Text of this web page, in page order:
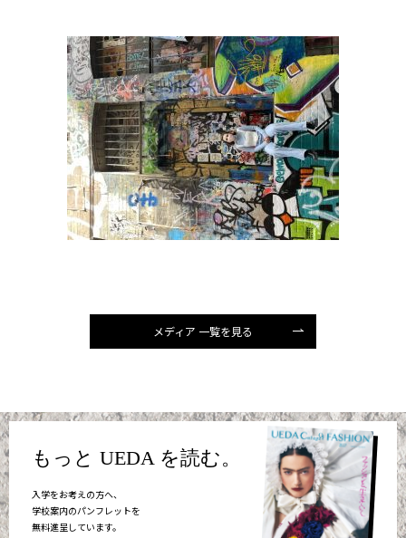
メディア 一覧を見る
もっと UEDA を読む。
入学をお考えの方へ、
学校案内のパンフレットを
無料進呈しています。